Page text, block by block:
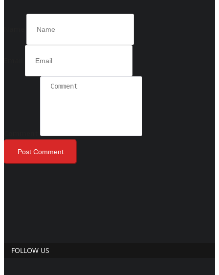
Post Comment
FOLLOW US